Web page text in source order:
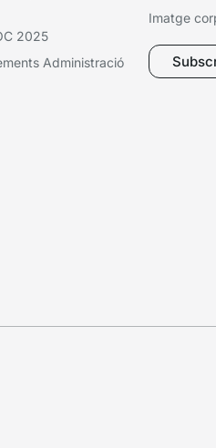
2025
Administració
Imatge